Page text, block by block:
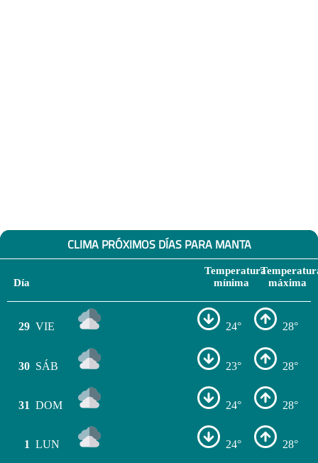
CLIMA PRÓXIMOS DÍAS PARA MANTA
Día
Temperatura
mínima
máxima
29 VIE 24° 28°
30 SÁB 23° 28°
31 DOM 24° 28°
1 LUN 24° 28°